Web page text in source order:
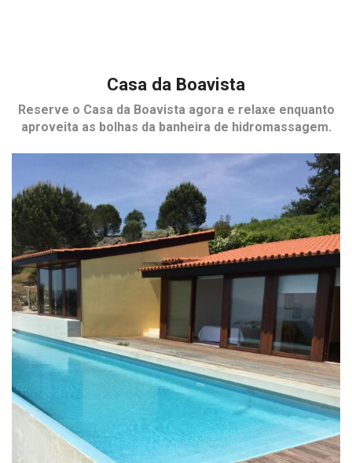
Casa da Boavista
Reserve o Casa da Boavista agora e relaxe enquanto
aproveita as bolhas da banheira de hidromassagem.